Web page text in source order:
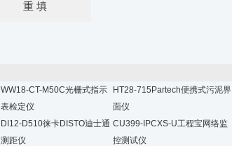
WW18-CT-M50C光栅式指示
表检定仪
HT28-715Partech便携式污泥界
面仪
DI12-D510徕卡DISTO迪士通
测距仪
CU399-IPCXS-U工程宝网络监
控测试仪